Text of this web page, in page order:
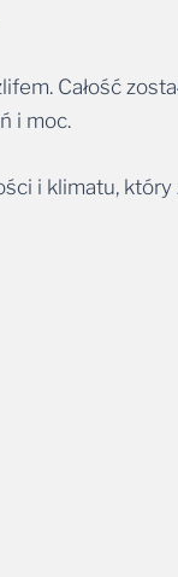
Całość
i moc.
i klimatu, który